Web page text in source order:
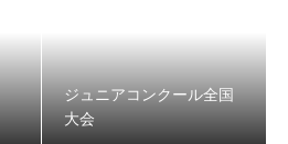
ジュニアコンクール全国
大会